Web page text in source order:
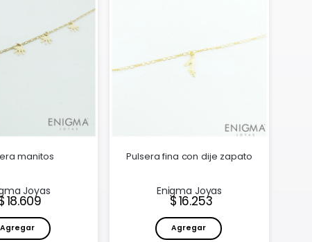
manitos
Joyas
Precio:
18.609
Agregar
Pulsera fina con dije zapato
Enigma Joyas
Precio:
16.253
Agregar